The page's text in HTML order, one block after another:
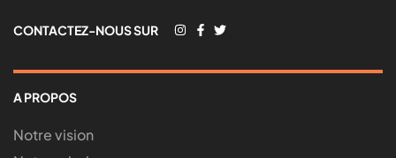
CONTACTEZ-NOUS SUR
A PROPOS
Notre vision